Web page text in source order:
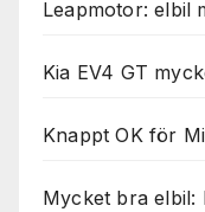
Leapmotor: elbil
Kia EV4 GT
Knappt OK för
Mycket bra elbil: